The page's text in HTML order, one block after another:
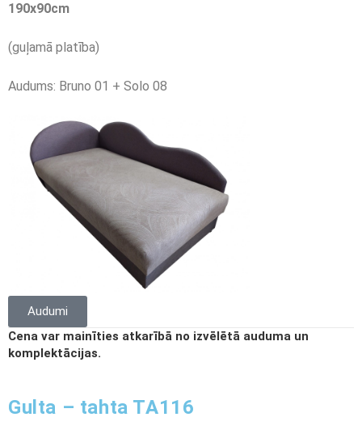
190x90cm
(guļamā platība)
Audums: Bruno 01 + Solo 08
Audumi
Cena var mainīties atkarībā no izvēlētā auduma un
komplektācijas.
Gulta – tahta TA116